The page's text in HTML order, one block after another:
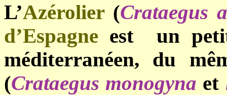
L’Azérolier (Crataegus
d’Espagne est un
méditerranéen, du
(Crataegus monogyna et